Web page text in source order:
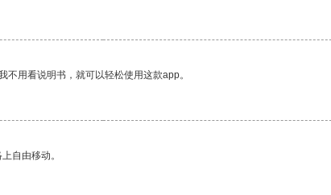
用看说明书，就可以轻松使用这款app。
自由移动。